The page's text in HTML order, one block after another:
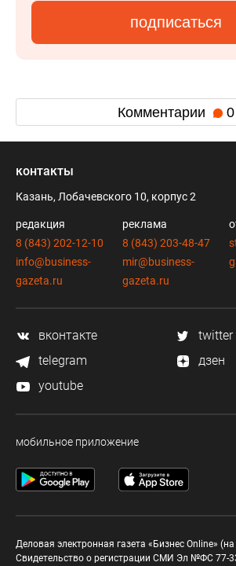
подписаться
Комментарии 0
контакты
Казань, Лобачевского 10, корпус 2
редакция
8 (843) 202-12-10
info@business-
gazeta.ru
реклама
8 (843) 203-48-47
mir@business-
gazeta.ru
вконтакте
twitter
telegram
дзен
youtube
мобильное приложение
Деловая электронная газета «Бизнес Online» (на
Свидетельство о регистрации СМИ Эл №ФС 77-